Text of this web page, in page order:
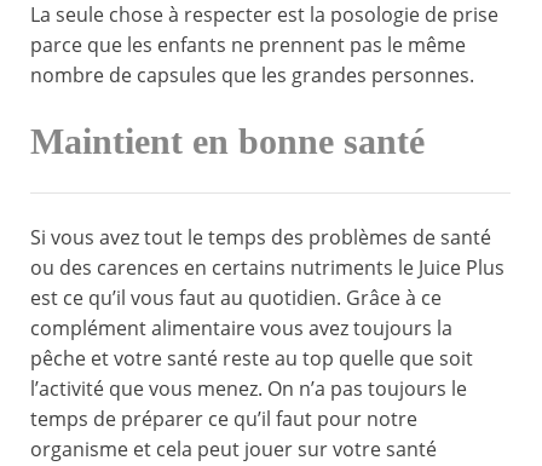
La seule chose à respecter est la posologie de prise
parce que les enfants ne prennent pas le même
nombre de capsules que les grandes personnes.
Maintient en bonne santé
Si vous avez tout le temps des problèmes de santé
ou des carences en certains nutriments le Juice Plus
est ce qu’il vous faut au quotidien. Grâce à ce
complément alimentaire vous avez toujours la
pêche et votre santé reste au top quelle que soit
l’activité que vous menez. On n’a pas toujours le
temps de préparer ce qu’il faut pour notre
organisme et cela peut jouer sur votre santé